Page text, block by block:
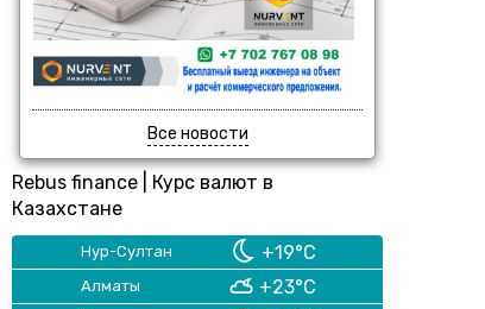
Все новости
Rebus finance
Курс валют в
Казахстане
Нур-Султан +19°C
Алматы +23°C